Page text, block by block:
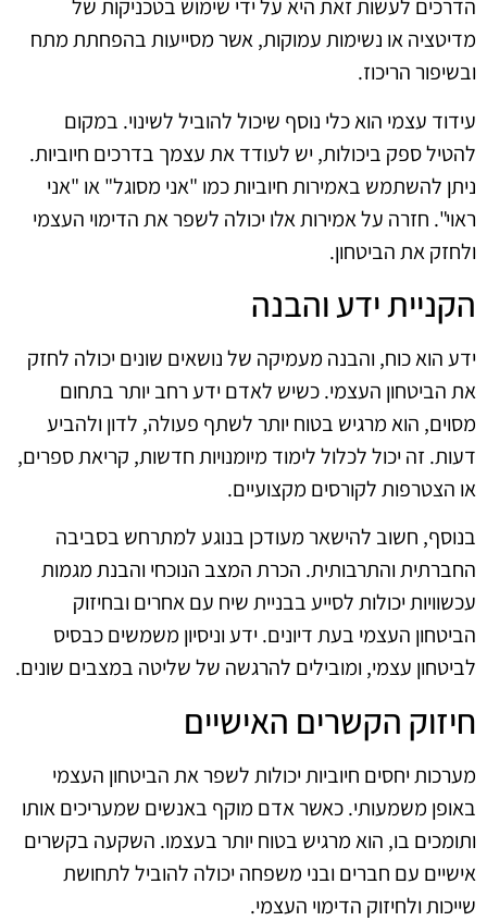
הדרכים לעשות זאת היא על ידי שימוש בטכניקות של
מדיטציה או נשימות עמוקות, אשר מסייעות בהפחתת מתח
ובשיפור הריכוז.
עידוד עצמי הוא כלי נוסף שיכול להוביל לשינוי. במקום
להטיל ספק ביכולות, יש לעודד את עצמך בדרכים חיוביות.
ניתן להשתמש באמירות חיוביות כמו "אני מסוגל" או "אני
ראוי". חזרה על אמירות אלו יכולה לשפר את הדימוי העצמי
ולחזק את הביטחון.
הקניית ידע והבנה
ידע הוא כוח, והבנה מעמיקה של נושאים שונים יכולה לחזק
את הביטחון העצמי. כשיש לאדם ידע רחב יותר בתחום
מסוים, הוא מרגיש בטוח יותר לשתף פעולה, לדון ולהביע
דעות. זה יכול לכלול לימוד מיומנויות חדשות, קריאת ספרים,
או הצטרפות לקורסים מקצועיים.
בנוסף, חשוב להישאר מעודכן בנוגע למתרחש בסביבה
החברתית והתרבותית. הכרת המצב הנוכחי והבנת מגמות
עכשוויות יכולות לסייע בבניית שיח עם אחרים ובחיזוק
הביטחון העצמי בעת דיונים. ידע וניסיון משמשים כבסיס
לביטחון עצמי, ומובילים להרגשה של שליטה במצבים שונים.
חיזוק הקשרים האישיים
מערכות יחסים חיוביות יכולות לשפר את הביטחון העצמי
באופן משמעותי. כאשר אדם מוקף באנשים שמעריכים אותו
ותומכים בו, הוא מרגיש בטוח יותר בעצמו. השקעה בקשרים
אישיים עם חברים ובני משפחה יכולה להוביל לתחושת
שייכות ולחיזוק הדימוי העצמי.